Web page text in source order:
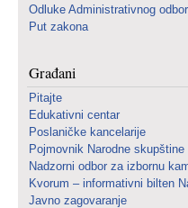
Odluke Administrativnog
Put zakona
Građani
Pitajte
Edukativni centar
Poslaničke kancelarije
Pojmovnik Narodne skupštine
Nadzorni odbor za izbornu
Kvorum – informativni bilten
Javno zagovaranje